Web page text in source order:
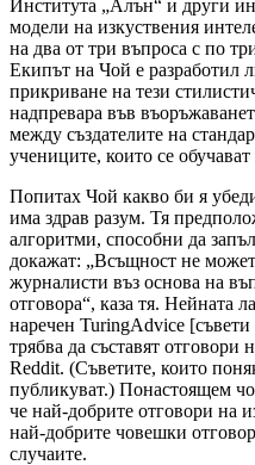
Института „Алън“ и други
модели на изкуствения
на два от три въпроса с по
Екипът на Чой е разработил
прикриване на тези
надпревара във
между създателите на
учениците, които се обучават
Попитах Чой какво би я
има здрав разум. Тя
алгоритми, способни да
докажат: „Всъщност не
журналисти въз основа на
отговора“, каза тя. Нейната
наречен TuringAdvice
трябва да съставят
Reddit. (Съветите, които
публикуват.) Понастоящем
че най-добрите отговори на
най-добрите човешки
случаите.